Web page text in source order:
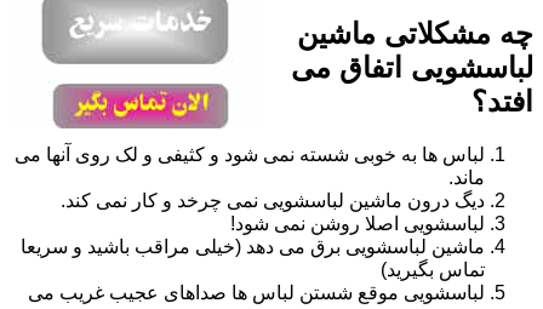
چه مشکلاتی ماشین
لباسشویی اتفاق می
افتد؟
لباس ها به خوبی شسته نمی شود و کثیفی و لک روی آنها می
ماند.
دیگ درون ماشین لباسشویی نمی چرخد و کار نمی کند.
لباسشویی اصلا روشن نمی شود!
ماشین لباسشویی برق می دهد (خیلی مراقب باشید و سریعا
تماس بگیرید)
لباسشویی موقع شستن لباس ها صداهای عجیب غریب می